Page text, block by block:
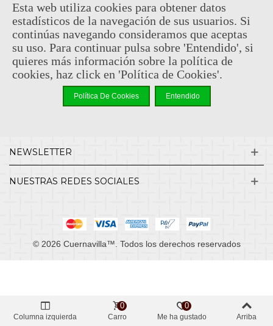
ENVÍOS Y DEVOLUCIONES
CONTACTO
INFORMACIÓN
NEWSLETTER
NUESTRAS REDES SOCIALES
© 2026 Cuernavilla™. Todos los derechos reservados
Columna izquierda Carro
0
Me ha gustado
0
Arriba
Esta web utiliza cookies para obtener datos
estadísticos de la navegación de sus usuarios. Si
continúas navegando consideramos que aceptas
su uso. Para continuar pulsa sobre 'Entendido', si
quieres más información sobre la política de
cookies, haz click en 'Política de Cookies'.
Política De Cookies Entendido